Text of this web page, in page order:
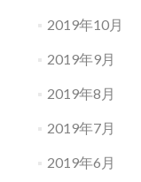
2019年10月
2019年9月
2019年8月
2019年7月
2019年6月